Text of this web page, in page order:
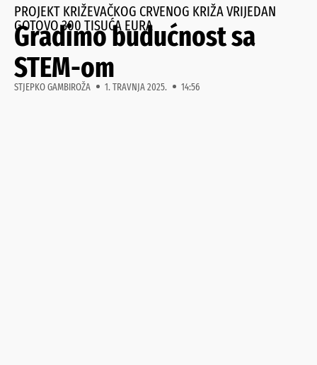
PROJEKT KRIŽEVAČKOG CRVENOG KRIŽA VRIJEDAN
GOTOVO 300 TISUĆA EURA
Gradimo budućnost sa
STEM-om
STJEPKO GAMBIROŽA 1. TRAVNJA 2025. 14:56